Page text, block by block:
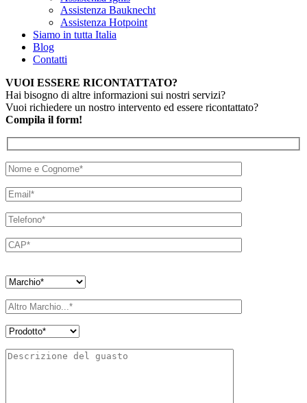
Assistenza Bauknecht
Assistenza Hotpoint
Siamo in tutta Italia
Blog
Contatti
VUOI ESSERE RICONTATTATO?
Hai bisogno di altre informazioni sui nostri servizi?
Vuoi richiedere un nostro intervento ed essere ricontattato?
Compila il form!